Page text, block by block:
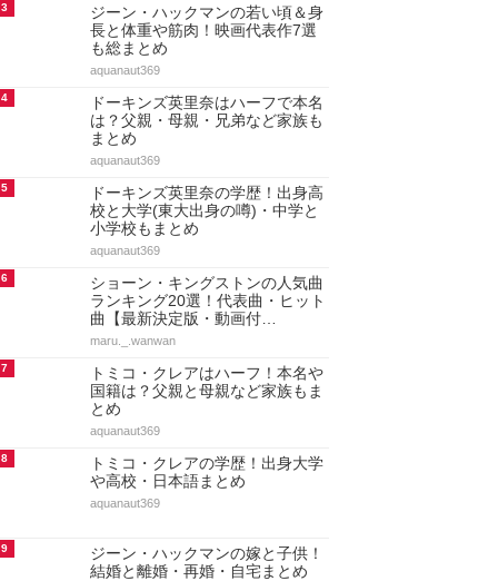
3
ジーン・ハックマンの若い頃＆身
長と体重や筋肉！映画代表作7選
も総まとめ
aquanaut369
4
ドーキンズ英里奈はハーフで本名
は？父親・母親・兄弟など家族も
まとめ
aquanaut369
5
ドーキンズ英里奈の学歴！出身高
校と大学(東大出身の噂)・中学と
小学校もまとめ
aquanaut369
6
ショーン・キングストンの人気曲
ランキング20選！代表曲・ヒット
曲【最新決定版・動画付…
maru._.wanwan
7
トミコ・クレアはハーフ！本名や
国籍は？父親と母親など家族もま
とめ
aquanaut369
8
トミコ・クレアの学歴！出身大学
や高校・日本語まとめ
aquanaut369
9
ジーン・ハックマンの嫁と子供！
結婚と離婚・再婚・自宅まとめ